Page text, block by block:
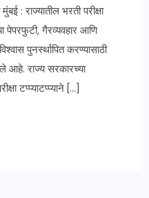
: राज्यातील भरती परीक्षा
पेपरफुटी, गैरव्यवहार आणि
पुनर्स्थापित करण्यासाठी
आहे. राज्य सरकारच्या
टप्प्याटप्प्याने […]